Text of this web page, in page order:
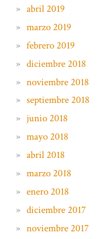
abril 2019
marzo 2019
febrero 2019
diciembre 2018
noviembre 2018
septiembre 2018
junio 2018
mayo 2018
abril 2018
marzo 2018
enero 2018
diciembre 2017
noviembre 2017